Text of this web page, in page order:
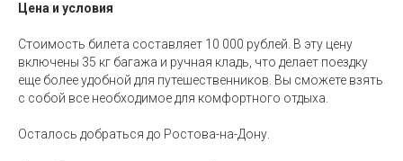
Цена и условия
Стоимость билета составляет 10 000 рублей. В эту цену
включены 35 кг багажа и ручная кладь, что делает поездку
еще более удобной для путешественников. Вы сможете взять
с собой все необходимое для комфортного отдыха.
Осталось добраться до Ростова-на-Дону.